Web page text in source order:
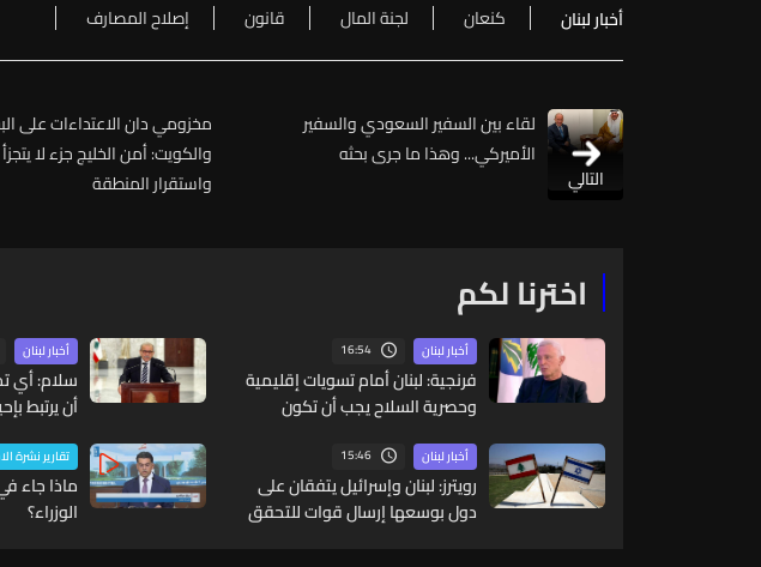
أخبار لبنان كنعان لجنة المال قانون إصلاح المصارف
التالي
لقاء بين السفير السعودي والسفير
الأميركي... وهذا ما جرى بحثه
مخزومي دان الاعتداءات على
والكويت: أمن الخليج جزء لا
واستقرار المنطقة
اخترنا لكم
أخبار لبنان 16:54
فرنجية: لبنان أمام تسويات إقليمية
وحصرية السلاح يجب أن تكون
أخبار لبنان
سلام: أي
أن يرتبط
أخبار لبنان 15:46
رويترز: لبنان وإسرائيل يتفقان على
دول بوسعها إرسال قوات للتحقق
تقارير نشرة
ماذا جاء
الوزراء؟